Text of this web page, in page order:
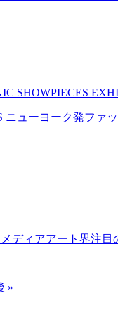
SHOWPIECES
ニューヨーク発ファ
メディアアート界注
»